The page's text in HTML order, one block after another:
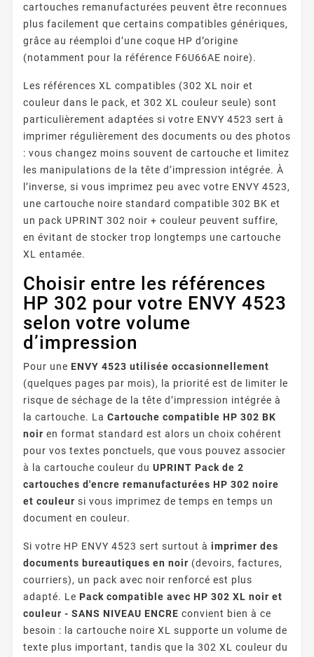
cartouches remanufacturées peuvent être reconnues
plus facilement que certains compatibles génériques,
grâce au réemploi d’une coque HP d’origine
(notamment pour la référence F6U66AE noire).
Les références XL compatibles (302 XL noir et
couleur dans le pack, et 302 XL couleur seule) sont
particulièrement adaptées si votre ENVY 4523 sert à
imprimer régulièrement des documents ou des photos
: vous changez moins souvent de cartouche et limitez
les manipulations de la tête d’impression intégrée. À
l’inverse, si vous imprimez peu avec votre ENVY 4523,
une cartouche noire standard compatible 302 BK et
un pack UPRINT 302 noir + couleur peuvent suffire,
en évitant de stocker trop longtemps une cartouche
XL entamée.
Choisir entre les références
HP 302 pour votre ENVY 4523
selon votre volume
d’impression
Pour une ENVY 4523 utilisée occasionnellement
(quelques pages par mois), la priorité est de limiter le
risque de séchage de la tête d’impression intégrée à
la cartouche. La Cartouche compatible HP 302 BK
noir en format standard est alors un choix cohérent
pour vos textes ponctuels, que vous pouvez associer
à la cartouche couleur du UPRINT Pack de 2
cartouches d'encre remanufacturées HP 302 noire
et couleur si vous imprimez de temps en temps un
document en couleur.
Si votre HP ENVY 4523 sert surtout à imprimer des
documents bureautiques en noir (devoirs, factures,
courriers), un pack avec noir renforcé est plus
adapté. Le Pack compatible avec HP 302 XL noir et
couleur - SANS NIVEAU ENCRE convient bien à ce
besoin : la cartouche noire XL supporte un volume de
texte plus important, tandis que la 302 XL couleur du